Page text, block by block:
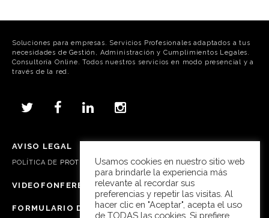
Soluciones para empresas. Servicios Profesionales adaptados a tus
necesidades de Gestión, Administración y Cumplimientos Legales.
Consultoría Online. Todos nuestros servicios en modo presencial y a
través de la red.
AVISO LEGAL
POLÍTICA DE PROTECCIÓN DE DATOS, COOKIES Y REDES SOCIALES
VIDEOFONFERENCIA SKYPE
FORMULARIO DE CONTACTO
Usamos cookies en nuestro sitio web
para brindarle la experiencia más
relevante al recordar sus
preferencias y repetir las visitas. Al
hacer clic en "Aceptar", acepta el uso
de TODAS las cookies. Si prefiere